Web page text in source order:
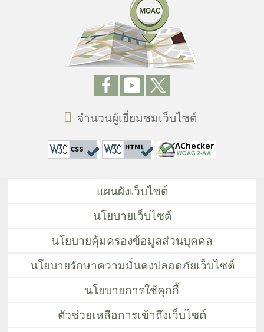
จำนวนผู้เยี่ยมชมเว็บไซต์
แผนผังเว็บไซต์
นโยบายเว็บไซต์
นโยบายคุ้มครองข้อมูลส่วนบุคคล
นโยบายรักษาความมั่นคงปลอดภัยเว็บไซต์
นโยบายการใช้คุกกี้
ตัวช่วยเหลือการเข้าถึงเว็บไซต์